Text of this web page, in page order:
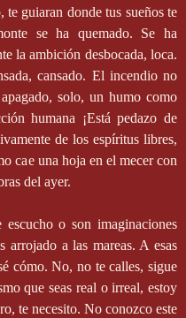
guiaran donde tus sueños te
se ha quemado. Se ha
la ambición desbocada, loca.
cansado. El incendio no
solo, un humo como
humana ¡Está pedazo de
de los espíritus libres,
cae una hoja en el mecer con
del ayer.
o son imaginaciones
arrojado a las mareas. A esas
cómo. No, no te calles, sigue
que seas real o irreal, estoy
te necesito. No conozco este